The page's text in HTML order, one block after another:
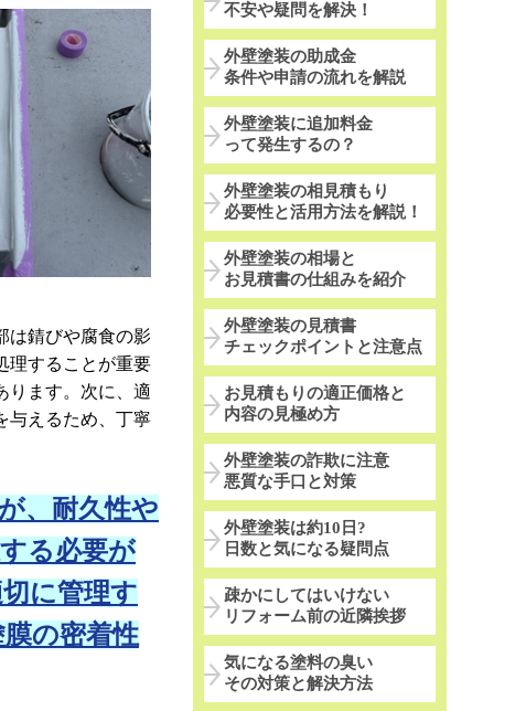
は錆びや腐食の影
理することが重要
ります。次に、適
与えるため、丁寧
、耐久性や
る必要が
に管理す
の密着性
不安や疑問を解決！
外壁塗装の助成金
条件や申請の流れを解説
外壁塗装に追加料金
って発生するの？
外壁塗装の相見積もり
必要性と活用方法を解説！
外壁塗装の相場と
お見積書の仕組みを紹介
外壁塗装の見積書
チェックポイントと注意点
お見積もりの適正価格と
内容の見極め方
外壁塗装の詐欺に注意
悪質な手口と対策
外壁塗装は約10日?
日数と気になる疑問点
疎かにしてはいけない
リフォーム前の近隣挨拶
気になる塗料の臭い
その対策と解決方法